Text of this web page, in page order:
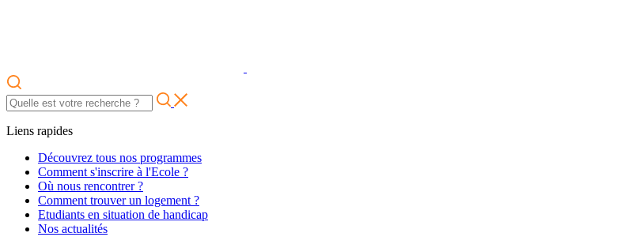
Liens rapides
Découvrez tous nos programmes
Comment s'inscrire à l'Ecole ?
Où nous rencontrer ?
Comment trouver un logement ?
Etudiants en situation de handicap
Nos actualités